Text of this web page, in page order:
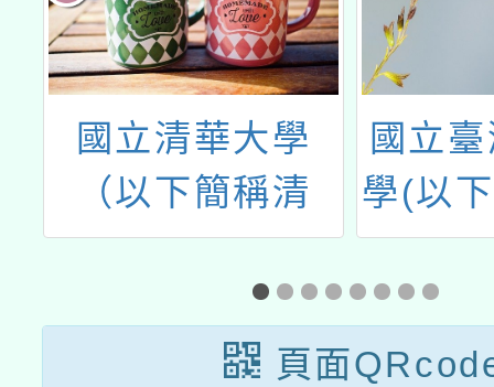
國立清華大學
（以下簡稱清
大）「114年中
小學雙語教學在
職教師增能學分
國立
學(以
大)數
辦理
教學工
頁面